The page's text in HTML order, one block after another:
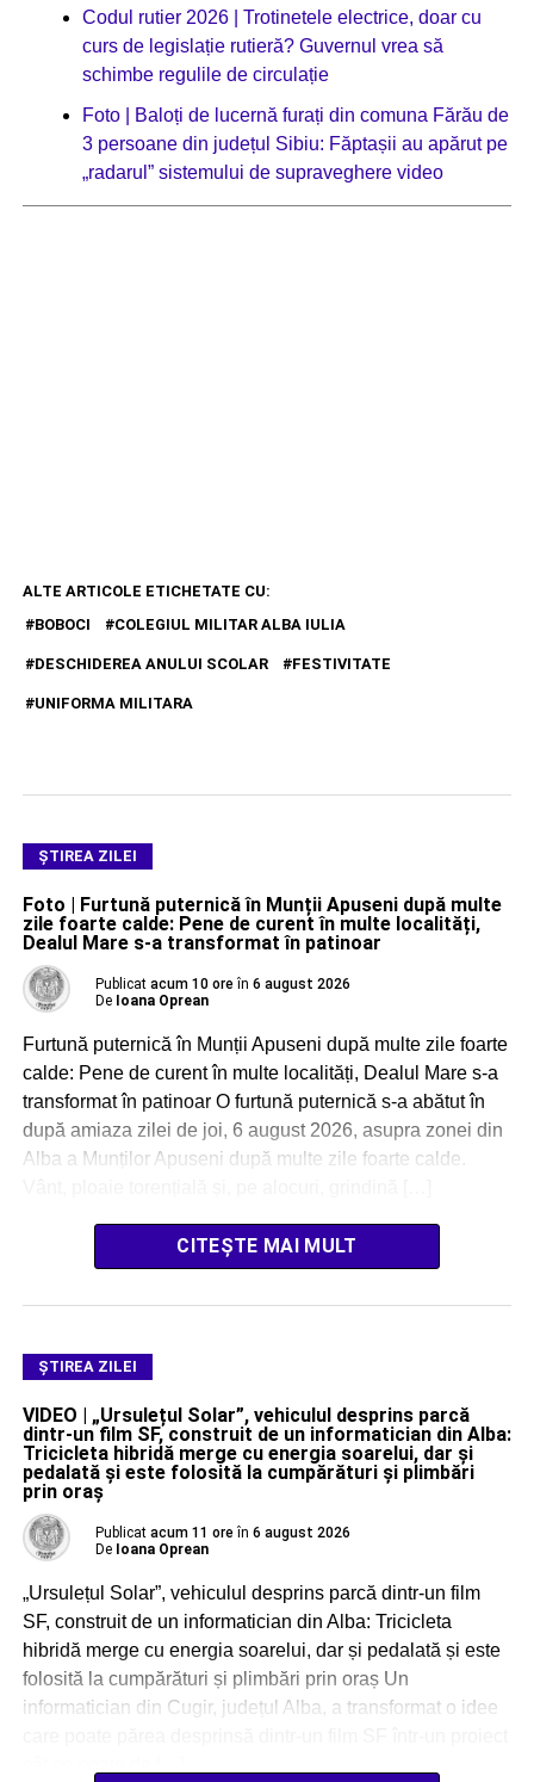
Codul rutier 2026 | Trotinetele electrice, doar cu
curs de legislație rutieră? Guvernul vrea să
schimbe regulile de circulație
Foto | Baloți de lucernă furați din comuna Fărău de
3 persoane din județul Sibiu: Făptașii au apărut pe
„radarul” sistemului de supraveghere video
ALTE ARTICOLE ETICHETATE CU:
BOBOCI
COLEGIUL MILITAR ALBA IULIA
DESCHIDEREA ANULUI SCOLAR FESTIVITATE
UNIFORMA MILITARA
ŞTIREA ZILEI
Foto | Furtună puternică în Munții Apuseni după multe
zile foarte calde: Pene de curent în multe localități,
Dealul Mare s-a transformat în patinoar
Publicat acum 10 ore în 6 august 2026
De Ioana Oprean
Furtună puternică în Munții Apuseni după multe zile foarte
calde: Pene de curent în multe localități, Dealul Mare s-a
transformat în patinoar O furtună puternică s-a abătut în
după amiaza zilei de joi, 6 august 2026, asupra zonei din
Alba a Munților Apuseni după multe zile foarte calde.
CITEȘTE MAI MULT
ŞTIREA ZILEI
VIDEO | „Ursulețul Solar”, vehiculul desprins parcă
dintr-un film SF, construit de un informatician din Alba:
Tricicleta hibridă merge cu energia soarelui, dar și
pedalată și este folosită la cumpărături și plimbări
prin oraș
Publicat acum 11 ore în 6 august 2026
De Ioana Oprean
„Ursulețul Solar”, vehiculul desprins parcă dintr-un film
SF, construit de un informatician din Alba: Tricicleta
hibridă merge cu energia soarelui, dar și pedalată și este
folosită la cumpărături și plimbări prin oraș Un
informatician din Cugir, județul Alba, a transformat o idee